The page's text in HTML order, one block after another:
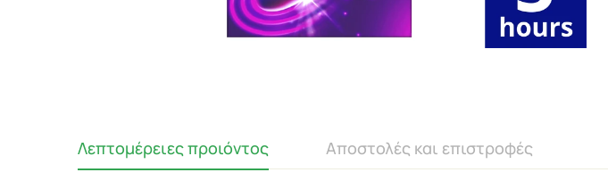
Λεπτομέρειες προιόντος Αποστολές και επιστροφές